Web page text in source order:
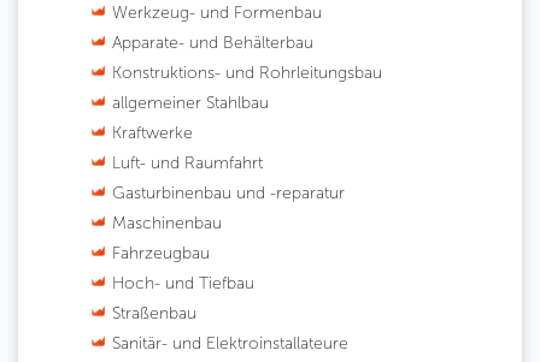
Werkzeug- und Formenbau
Apparate- und Behälterbau
Konstruktions- und Rohrleitungsbau
allgemeiner Stahlbau
Kraftwerke
Luft- und Raumfahrt
Gasturbinenbau und -reparatur
Maschinenbau
Fahrzeugbau
Hoch- und Tiefbau
Straßenbau
Sanitär- und Elektroinstallateure